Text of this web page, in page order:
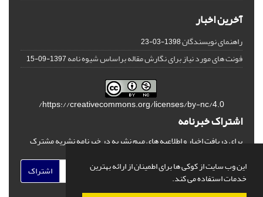
این وب سایت از کوکی ها برای اطمینان از ارائه بهترین
خدمات استفاده می کند.
آخرین اخبار
راهنمای نویسندگان1398-03-23
فونت های مورد نیاز برای نگارش مقاله براساس شیوه نامه1397-09-15
https://creativecommons.org/licenses/by-nc/4.0/
اشتراک خبرنامه
برای دریافت اخبار و اطلاعیه های مهم نشریه در خبرنامه نشریه مشترک
اشتراک